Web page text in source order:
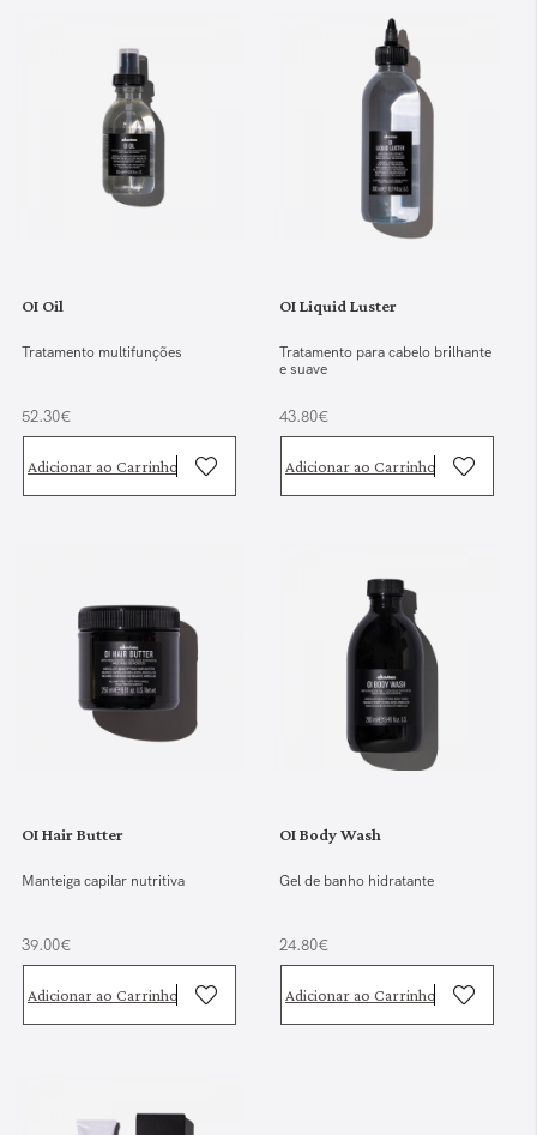
OI Oil
Tratamento multifunções
52.30€
Adicionar ao Carrinho
OI Liquid Luster
Tratamento para cabelo brilhante
e suave
43.80€
Adicionar ao Carrinho
OI Hair Butter
Manteiga capilar nutritiva
39.00€
Adicionar ao Carrinho
OI Body Wash
Gel de banho hidratante
24.80€
Adicionar ao Carrinho